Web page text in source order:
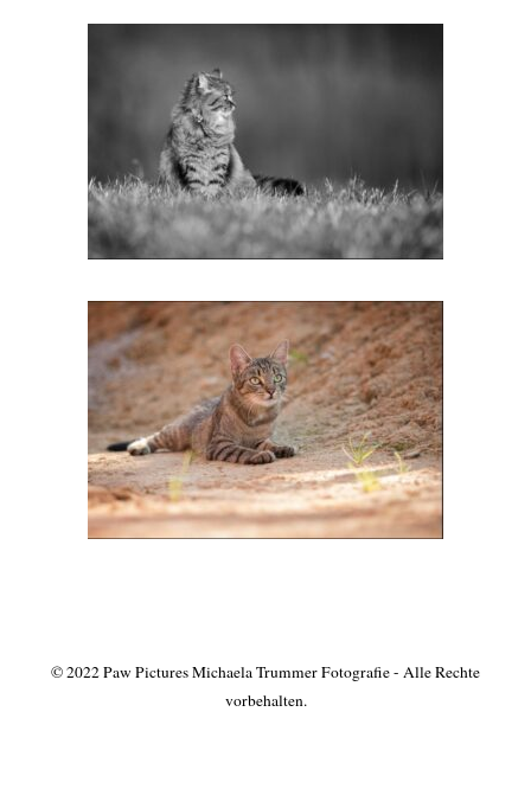
© 2022 Paw Pictures Michaela Trummer Fotografie - Alle Rechte
vorbehalten.